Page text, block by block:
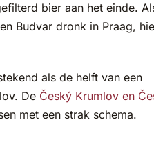
bier aan het einde.
Budvar dronk in Praag,
als de helft van een
De Český Krumlov en
met een strak schema.